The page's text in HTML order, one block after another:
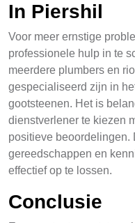
In Piershil
Voor meer ernstige
professionele hulp in te
meerdere plumbers en
gespecialiseerd zijn in
gootsteenen. Het is
dienstverlener te kiezen
positieve beoordelingen.
gereedschappen en
effectief op te lossen.
Conclusie